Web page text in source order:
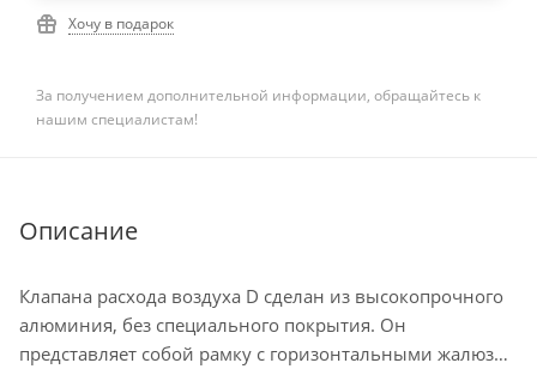
Хочу в подарок
За получением дополнительной информации, обращайтесь к
нашим специалистам!
Описание
Клапана расхода воздуха D сделан из высокопрочного
алюминия, без специального покрытия. Он
представляет собой рамку с горизонтальными жалюзи,